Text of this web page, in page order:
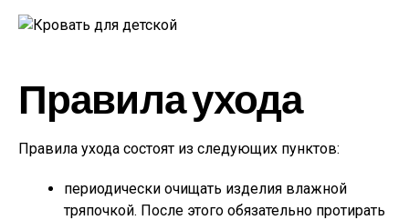
Правила ухода
Правила ухода состоят из следующих пунктов:
периодически очищать изделия влажной
тряпочкой. После этого обязательно протирать